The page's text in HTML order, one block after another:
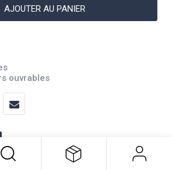
AJOUTER AU PANIER
ouvrables
Eyewear Retainer Flyz